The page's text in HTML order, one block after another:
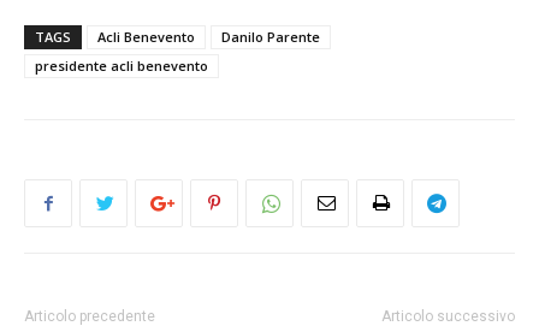
TAGS Acli Benevento
Danilo Parente
presidente acli benevento
Articolo precedente Articolo successivo